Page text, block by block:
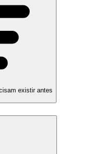
existir antes